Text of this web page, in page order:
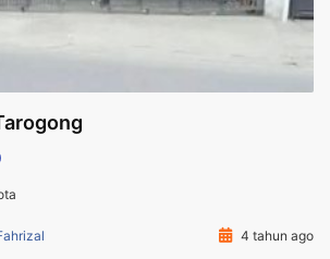
4 tahun ago